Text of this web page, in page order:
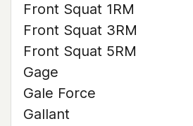
Front Squat 1RM
Front Squat 3RM
Front Squat 5RM
Gage
Gale Force
Gallant